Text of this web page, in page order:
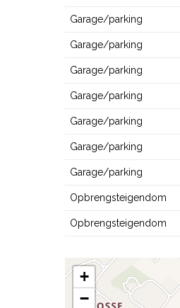
Garage/parking
Garage/parking
Garage/parking
Garage/parking
Garage/parking
Garage/parking
Garage/parking
Opbrengsteigendom
Opbrengsteigendom
+
−